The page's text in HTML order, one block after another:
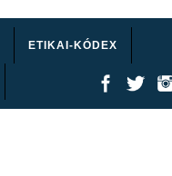
ETIKAI-KÓDEX